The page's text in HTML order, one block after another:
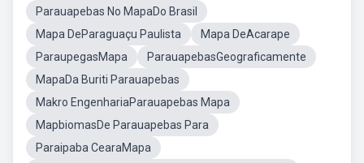
Parauapebas No MapaDo Brasil
Mapa DeParaguaçu Paulista
Mapa DeAcarape
ParaupegasMapa
ParauapebasGeograficamente
MapaDa Buriti Parauapebas
Makro EngenhariaParauapebas Mapa
MapbiomasDe Parauapebas Para
Paraipaba CearaMapa